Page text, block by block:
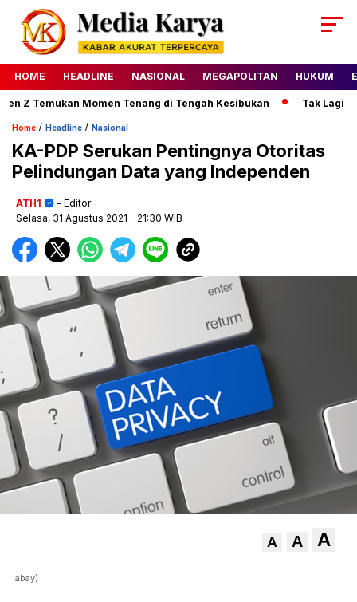
HOME HEADLINE NASIONAL MEGAPOLITAN HUKUM
Temukan Momen Tenang di Tengah Kesibukan Tak Lagi
Home / Headline / Nasional
KA-PDP Serukan Pentingnya Otoritas
Pelindungan Data yang Independen
ATH1
- Editor
Selasa, 31 Agustus 2021 - 21:30 WIB
A A A
abay)